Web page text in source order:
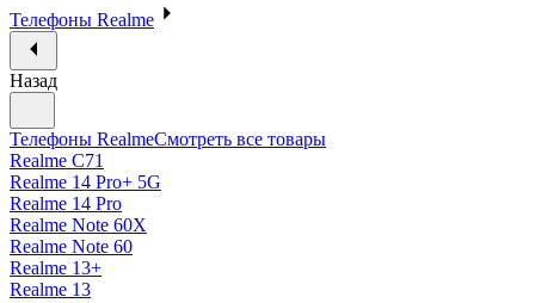
Телефоны Realme
Назад
Телефоны RealmeСмотреть все товары
Realme C71
Realme 14 Pro+ 5G
Realme 14 Pro
Realme Note 60X
Realme Note 60
Realme 13+
Realme 13